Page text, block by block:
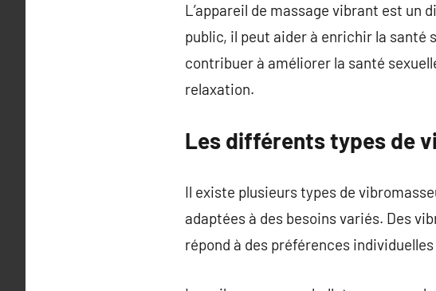
L’appareil de massage vibrant est
public, il peut aider à enrichir la santé
contribuer à améliorer la santé
relaxation.
Les différents types de
Il existe plusieurs types de
adaptées à des besoins variés. Des
répond à des préférences